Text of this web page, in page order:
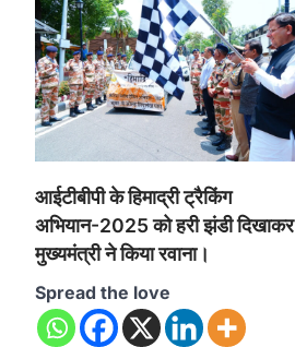
आईटीबीपी के हिमाद्री ट्रैकिंग
अभियान-2025 को हरी झंडी दिखाकर
मुख्यमंत्री ने किया रवाना।
Spread the love